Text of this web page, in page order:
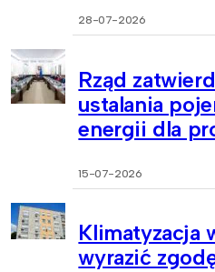
28-07-2026
Rząd
ustalania
energii dla
15-07-2026
Klimatyzacja
wyrazić